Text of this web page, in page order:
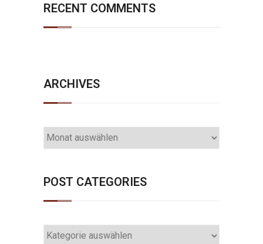
RECENT COMMENTS
ARCHIVES
ARCHIVES
POST CATEGORIES
POST
CATEGORIES